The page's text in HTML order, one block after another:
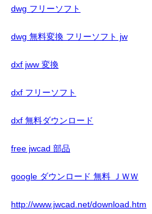
dwg フリーソフト
dwg 無料変換 フリーソフト jw
dxf jww 変換
dxf フリーソフト
dxf 無料ダウンロード
free jwcad 部品
google ダウンロード 無料 ＪＷＷ
http://www.jwcad.net/download.htm